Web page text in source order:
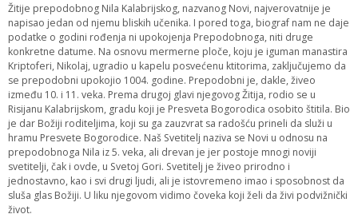
Žitije prepodobnog Nila Kalabrijskog, nazvanog Novi, najverovatnije je
napisao jedan od njemu bliskih učenika. I pored toga, biograf nam ne daje
podatke o godini rođenja ni upokojenja Prepodobnoga, niti druge
konkretne datume. Na osnovu mermerne ploče, koju je iguman manastira
Kriptoferi, Nikolaj, ugradio u kapelu posvećenu ktitorima, zaključujemo da
se prepodobni upokojio 1004. godine. Prepodobni je, dakle, živeo
između 10. i 11. veka. Prema drugoj glavi njegovog Žitija, rodio se u
Risijanu Kalabrijskom, gradu koji je Presveta Bogorodica osobito štitila. Bio
je dar Božiji roditeljima, koji su ga zauzvrat sa radošću prineli da služi u
hramu Presvete Bogorodice. Naš Svetitelj naziva se Novi u odnosu na
prepodobnoga Nila iz 5. veka, ali drevan je jer postoje mnogi noviji
svetitelji, čak i ovde, u Svetoj Gori. Svetitelj je živeo prirodno i
jednostavno, kao i svi drugi ljudi, ali je istovremeno imao i sposobnost da
sluša glas Božiji. U liku njegovom vidimo čoveka koji želi da živi podvižnički
život.